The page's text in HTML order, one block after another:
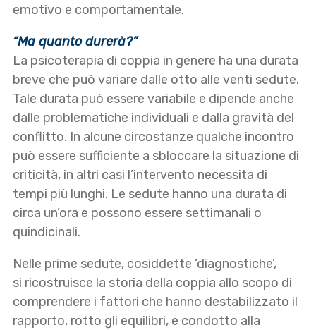
emotivo e comportamentale.
“Ma quanto durerà?”
La psicoterapia di coppia in genere ha una durata
breve che può variare dalle otto alle venti sedute.
Tale durata può essere variabile e dipende anche
dalle problematiche individuali e dalla gravità del
conflitto. In alcune circostanze qualche incontro
può essere sufficiente a sbloccare la situazione di
criticità, in altri casi l’intervento necessita di
tempi più lunghi. Le sedute hanno una durata di
circa un’ora e possono essere settimanali o
quindicinali.
Nelle prime sedute, cosiddette ‘diagnostiche’,
si ricostruisce la storia della coppia allo scopo di
comprendere i fattori che hanno destabilizzato il
rapporto, rotto gli equilibri, e condotto alla